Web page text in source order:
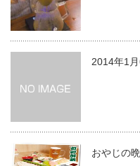
2014年1
おやじの